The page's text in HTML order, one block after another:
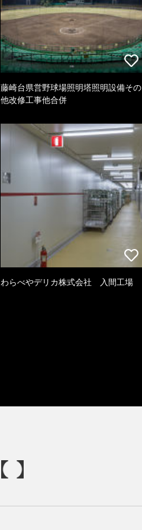
藤崎台県営野球場照明塔照明設備その
他改修工事他合併
わらべやデリカ株式会社 入間工場